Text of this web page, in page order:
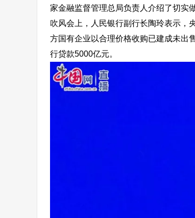
家金融监督管理总局负责人介绍了切实
吹风会上，人民银行副行长陶玲表示，
方国有企业以合理价格收购已建成未出
行贷款5000亿元。